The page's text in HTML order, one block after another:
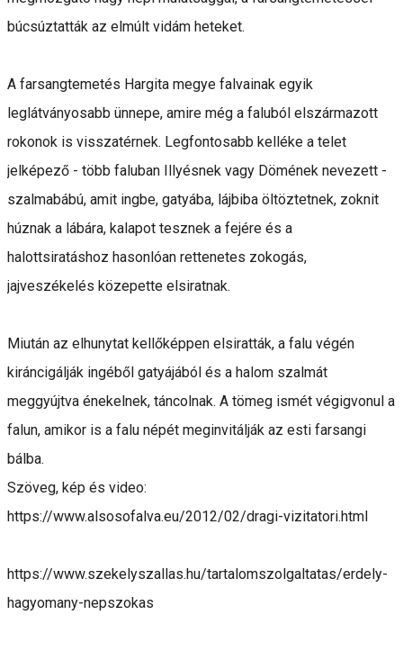
búcsúztatták az elmúlt vidám heteket.
A farsangtemetés Hargita megye falvainak egyik
leglátványosabb ünnepe, amire még a faluból elszármazott
rokonok is visszatérnek. Legfontosabb kelléke a telet
jelképező - több faluban Illyésnek vagy Dömének nevezett -
szalmabábú, amit ingbe, gatyába, lájbiba öltöztetnek, zoknit
húznak a lábára, kalapot tesznek a fejére és a
halottsiratáshoz hasonlóan rettenetes zokogás,
jajveszékelés közepette elsiratnak.
Miután az elhunytat kellőképpen elsiratták, a falu végén
kiráncigálják ingéből gatyájából és a halom szalmát
meggyújtva énekelnek, táncolnak. A tömeg ismét végigvonul a
falun, amikor is a falu népét meginvitálják az esti farsangi
bálba.
Szöveg, kép és video:
https://www.alsosofalva.eu/2012/02/dragi-vizitatori.html
https://www.szekelyszallas.hu/tartalomszolgaltatas/erdely-
hagyomany-nepszokas